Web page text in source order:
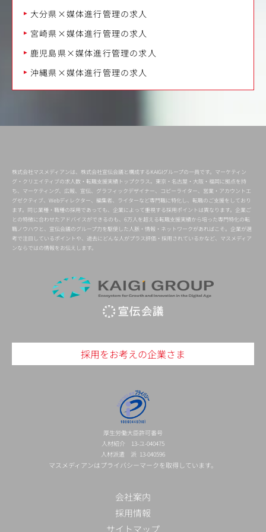
大分県×媒体進行管理の求人
宮崎県×媒体進行管理の求人
鹿児島県×媒体進行管理の求人
沖縄県×媒体進行管理の求人
株式会社マスメディアンは、株式会社宣伝会議と構成するKAIGIグループの一員です。マーケティン
グ・クリエイティブの求人数・転職支援実績トップクラス。東京・名古屋・大阪・福岡に拠点を持
ち、マーケティング、広報、宣伝、グラフィックデザイナー、コピーライター、営業・アカウントエ
グゼクティブ、Webディレクター、編集者、ライターなど専門職に特化し、転職のご支援をしており
ます。同じ業種・職種の採用であっても、企業によって重視する採用ポイントは異なります。企業ご
との特徴に合わせたアドバイスができるのも、6万人を超える転職支援実績から培った専門特化の転
職ノウハウと、宣伝会議のグループ力を駆使した人脈・情報・ネットワークがあればこそ。企業が選
考で注目しているポイントや、過去にどんな人がプラス評価・採用されているかなど、マスメディア
ンならではの情報をお伝えします。
採用をお考えの企業さま
厚生労働大臣許可番号
人材紹介 13-ユ-040475
人材派遣 派 13-040596
マスメディアンはプライバシーマークを取得しています。
会社案内
採用情報
サイトマップ